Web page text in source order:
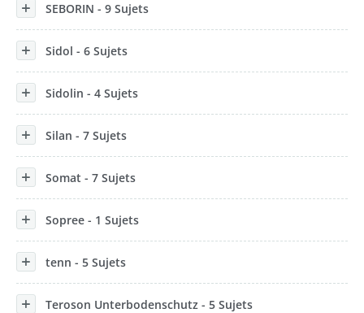
SEBORIN - 9 Sujets
Sidol - 6 Sujets
Sidolin - 4 Sujets
Silan - 7 Sujets
Somat - 7 Sujets
Sopree - 1 Sujets
tenn - 5 Sujets
Teroson Unterbodenschutz - 5 Sujets